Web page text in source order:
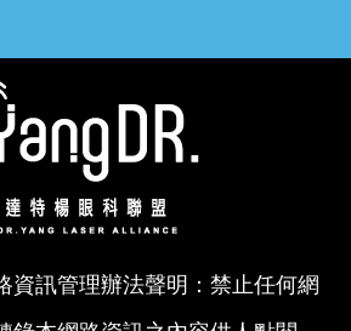
資訊管理辦法聲明：禁止任何網